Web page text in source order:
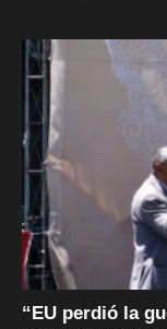
“EU perdió la